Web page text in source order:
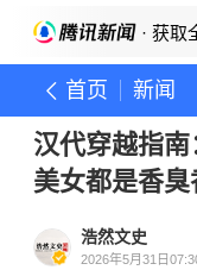
· 获取
首页 新闻
汉代穿越指
美女都是香臭
浩然文史
2026年5月31日